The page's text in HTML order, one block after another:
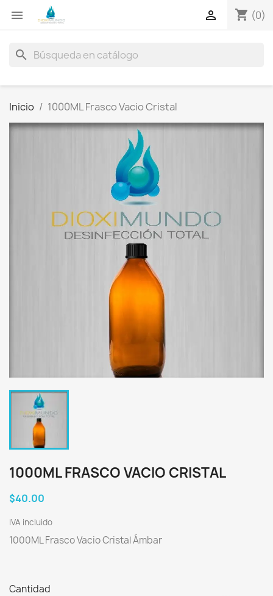
 shopping_cart (0)

search
Inicio 1000ML Frasco Vacio Cristal
1000ML FRASCO VACIO CRISTAL
$40.00
IVA incluido
1000ML Frasco Vacio Cristal Ámbar
Cantidad